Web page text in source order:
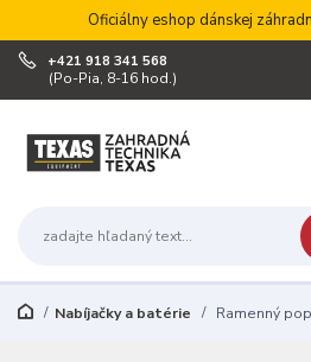
Oficiálny eshop dánskej
+421 918 341 568
(Po-Pia, 8-16 hod.)
Nabíjačky a batérie Ramenný